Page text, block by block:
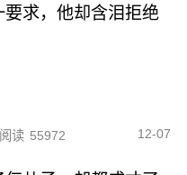
求，他却含泪拒绝
阅读 55972 12-07